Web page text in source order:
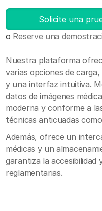
Solicite una
o Reserve una
Nuestra plataforma
varias opciones de
y una interfaz intuitiva.
datos de imágenes
moderna y conforme a
técnicas anticuadas
Además, ofrece un
médicas y un
garantiza la accesibilidad
reglamentarias.